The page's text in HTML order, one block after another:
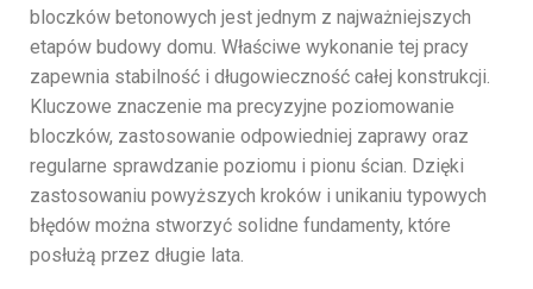
bloczków betonowych jest jednym z najważniejszych
etapów budowy domu. Właściwe wykonanie tej pracy
zapewnia stabilność i długowieczność całej konstrukcji.
Kluczowe znaczenie ma precyzyjne poziomowanie
bloczków, zastosowanie odpowiedniej zaprawy oraz
regularne sprawdzanie poziomu i pionu ścian. Dzięki
zastosowaniu powyższych kroków i unikaniu typowych
błędów można stworzyć solidne fundamenty, które
posłużą przez długie lata.